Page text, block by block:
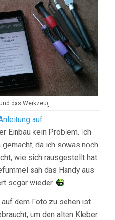
das Werkzeug
auf
Einbau kein Problem. Ich
da ich sowas noch
wie sich rausgestellt hat.
sah das Handy aus
sogar wieder.
dem Foto zu sehen ist
um den alten Kleber